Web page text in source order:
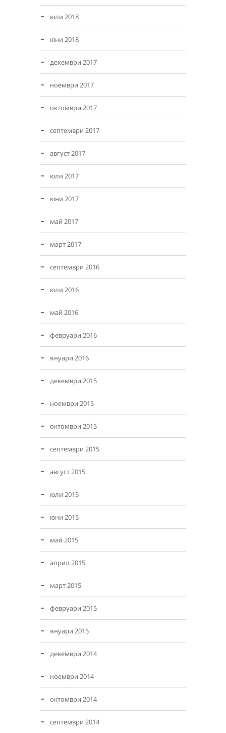
юли 2018
юни 2018
декември 2017
ноември 2017
октомври 2017
септември 2017
август 2017
юли 2017
юни 2017
май 2017
март 2017
септември 2016
юли 2016
май 2016
февруари 2016
януари 2016
декември 2015
ноември 2015
октомври 2015
септември 2015
август 2015
юли 2015
юни 2015
май 2015
април 2015
март 2015
февруари 2015
януари 2015
декември 2014
ноември 2014
октомври 2014
септември 2014